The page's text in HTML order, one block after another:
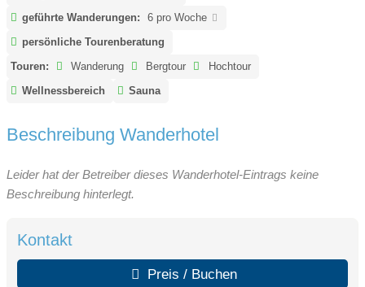
geführte Wanderungen:
6 pro Woche
persönliche Tourenberatung
Touren:
Wanderung Bergtour
Hochtour
Wellnessbereich
Sauna
Beschreibung Wanderhotel
Leider hat der Betreiber dieses Wanderhotel-Eintrags keine
Beschreibung hinterlegt.
Kontakt
Preis / Buchen